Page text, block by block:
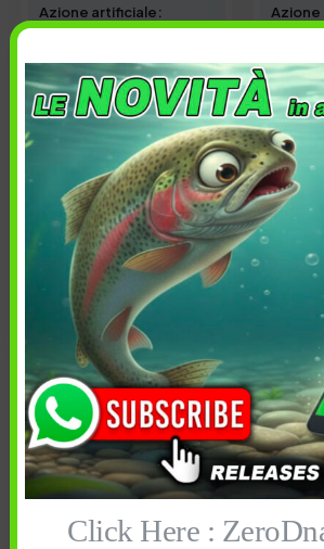
Azione artificiale:
Colore artificiale:
Esaurito
Avvisami quando
disponibile
Colore
All
Click Here :